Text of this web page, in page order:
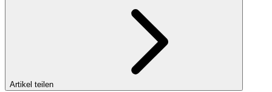
Artikel teilen